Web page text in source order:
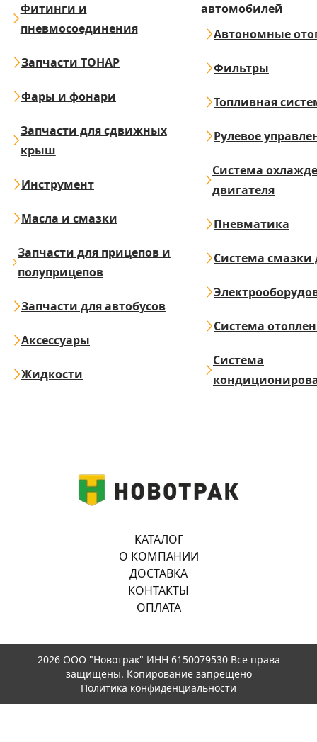
Фитинги и
пневмосоединения
Запчасти ТОНАР
Фары и фонари
Запчасти для сдвижных
крыш
Инструмент
Масла и смазки
Запчасти для прицепов и
полуприцепов
Запчасти для автобусов
Аксессуары
Жидкости
автомобилей
Автономные
Фильтры
Топливная
Рулевое
Система
двигателя
Пневматика
Система смазки
Система
Система
КАТАЛОГ
О КОМПАНИИ
ДОСТАВКА
КОНТАКТЫ
ОПЛАТА
2026 ООО "Новотрак" ИНН 6150079530 Все права
защищены. Копирование запрещено
Политика конфиденциальности